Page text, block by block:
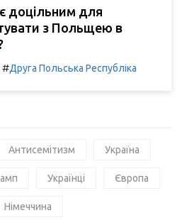
доцільним для
з Польщею в
#Друга Польська Республіка
Антисемітизм Україна
Українці Європа
Німеччина